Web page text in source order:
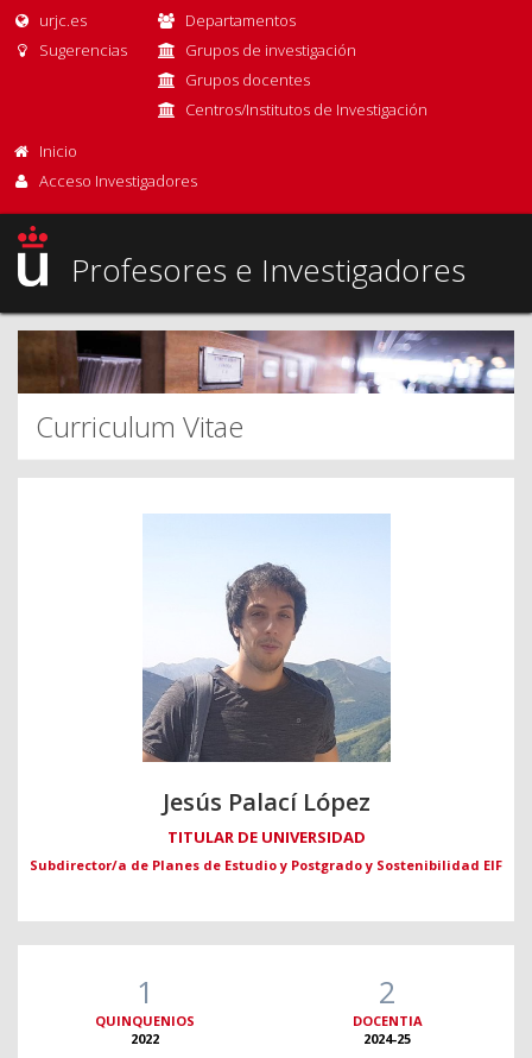
urjc.es
Sugerencias
Departamentos
Grupos de investigación
Grupos docentes
Centros/Institutos de Investigación
Inicio
Acceso Investigadores
Profesores e Investigadores
Curriculum Vitae
Jesús Palací López
TITULAR DE UNIVERSIDAD
Subdirector/a de Planes de Estudio y Postgrado y Sostenibilidad EIF
1
QUINQUENIOS
2022
2
DOCENTIA
2024-25